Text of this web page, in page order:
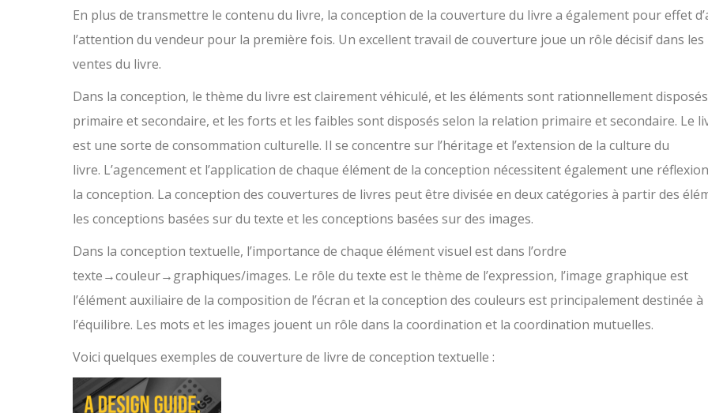
En plus de transmettre le contenu du livre, la conception de la couverture du livre a également pour effet
l’attention du vendeur pour la première fois. Un excellent travail de couverture joue un rôle décisif dans les
ventes du livre.
Dans la conception, le thème du livre est clairement véhiculé, et les éléments sont rationnellement
primaire et secondaire, et les forts et les faibles sont disposés selon la relation primaire et secondaire. Le
est une sorte de consommation culturelle. Il se concentre sur l’héritage et l’extension de la culture du
livre. L’agencement et l’application de chaque élément de la conception nécessitent également une
la conception. La conception des couvertures de livres peut être divisée en deux catégories à partir des
les conceptions basées sur du texte et les conceptions basées sur des images.
Dans la conception textuelle, l’importance de chaque élément visuel est dans l’ordre
texte→couleur→graphiques/images. Le rôle du texte est le thème de l’expression, l’image graphique est
l’élément auxiliaire de la composition de l’écran et la conception des couleurs est principalement destinée à
l’équilibre. Les mots et les images jouent un rôle dans la coordination et la coordination mutuelles.
Voici quelques exemples de couverture de livre de conception textuelle :